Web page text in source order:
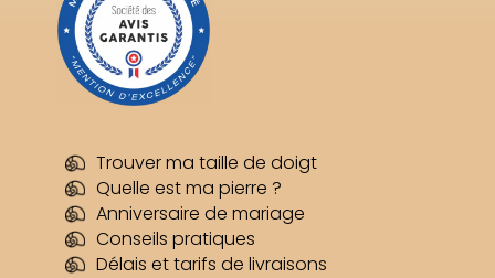
Trouver ma taille de doigt
Quelle est ma pierre ?
Anniversaire de mariage
Conseils pratiques
Délais et tarifs de livraisons